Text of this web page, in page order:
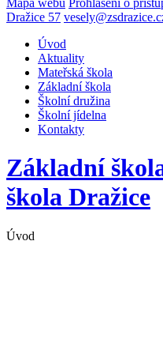
Mapa webu Prohlášení o
Dražice 57
Úvod
Aktuality
Mateřská škola
Základní škola
Školní družina
Školní jídelna
Kontakty
Základní
škola Dražice
Úvod